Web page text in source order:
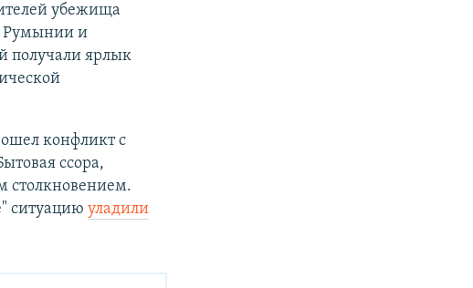
убежища
Румынии и
получали ярлык
конфликт с
ссора,
столкновением.
ситуацию уладили